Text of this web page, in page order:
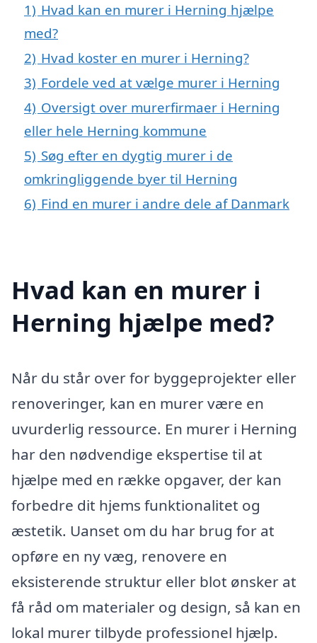
1) Hvad kan en murer i Herning hjælpe
med?
2) Hvad koster en murer i Herning?
3) Fordele ved at vælge murer i Herning
4) Oversigt over murerfirmaer i Herning
eller hele Herning kommune
5) Søg efter en dygtig murer i de
omkringliggende byer til Herning
6) Find en murer i andre dele af Danmark
Hvad kan en murer i
Herning hjælpe med?
Når du står over for byggeprojekter eller
renoveringer, kan en murer være en
uvurderlig ressource. En murer i Herning
har den nødvendige ekspertise til at
hjælpe med en række opgaver, der kan
forbedre dit hjems funktionalitet og
æstetik. Uanset om du har brug for at
opføre en ny væg, renovere en
eksisterende struktur eller blot ønsker at
få råd om materialer og design, så kan en
lokal murer tilbyde professionel hjælp.